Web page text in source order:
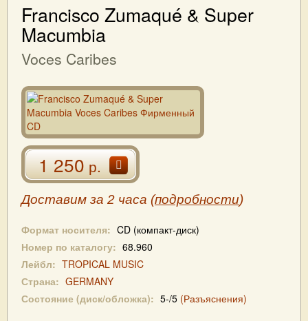
Francisco Zumaqué & Super
Macumbia
Voces Caribes
1 250р.
Доставим за 2 часа (подробности)
Формат носителя: CD (компакт-диск)
Номер по каталогу: 68.960
Лейбл: TROPICAL MUSIC
Страна: GERMANY
Состояние (диск/обложка): 5-/5 (Разъяснения)